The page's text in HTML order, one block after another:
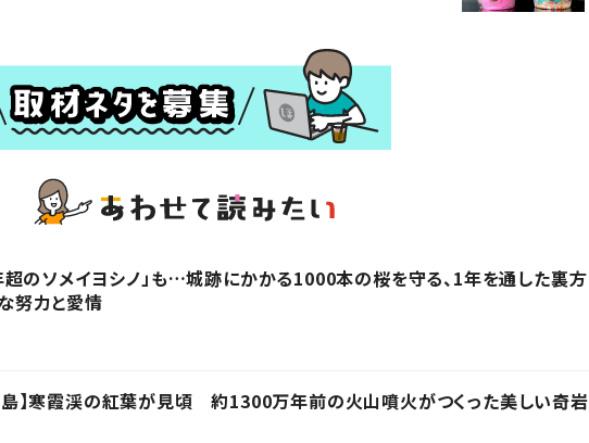
超のソメイヨシノ」も…城跡にかかる1000本の桜を守る、1年を通した裏方
努力と愛情
島】寒霞渓の紅葉が見頃 約1300万年前の火山噴火がつくった美しい奇岩